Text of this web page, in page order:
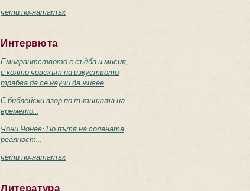
чети по-нататък
Интервюта
Емигрантството е съдба и мисия,
с която човекът на изкуството
трябва да се научи да живее
С библейски взор по пътищата на
времето...
Чони Чонев: По пътя на солената
реалност...
чети по-нататък
Литература